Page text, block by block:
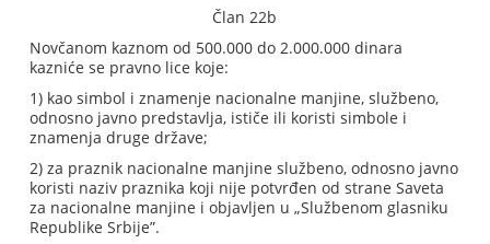
Član 22b
Novčanom kaznom od 500.000 do 2.000.000 dinara
kazniće se pravno lice koje:
1) kao simbol i znamenje nacionalne manjine, službeno,
odnosno javno predstavlja, ističe ili koristi simbole i
znamenja druge države;
2) za praznik nacionalne manjine službeno, odnosno javno
koristi naziv praznika koji nije potvrđen od strane Saveta
za nacionalne manjine i objavljen u „Službenom glasniku
Republike Srbije”.